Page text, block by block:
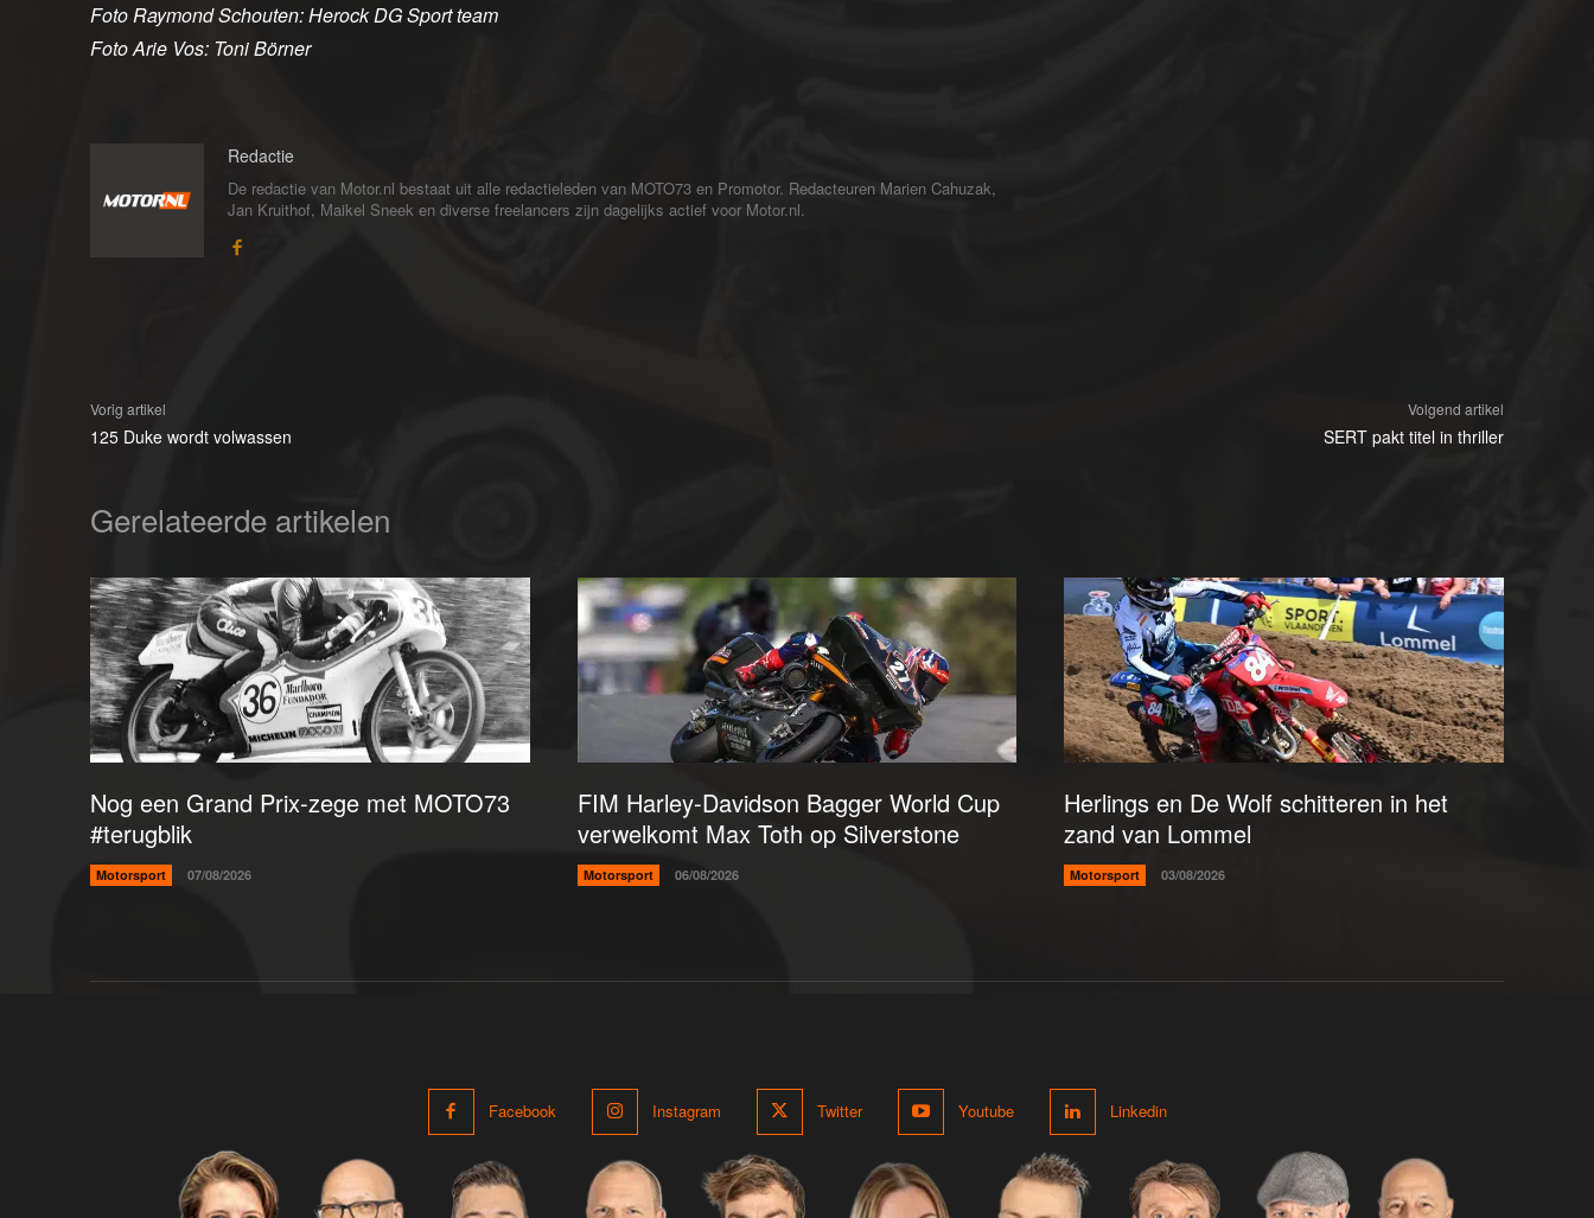
Foto Raymond Schouten: Herock DG Sport team
Foto Arie Vos: Toni Börner
Redactie
De redactie van Motor.nl bestaat uit alle redactieleden van MOTO73 en Promotor. Redacteuren Marien Cahuzak,
Jan Kruithof, Maikel Sneek en diverse freelancers zijn dagelijks actief voor Motor.nl.
Vorig artikel
125 Duke wordt volwassen
Volgend artikel
SERT pakt titel in thriller
Gerelateerde artikelen
Nog een Grand Prix-zege met MOTO73
#terugblik
Motorsport 07/08/2026
FIM Harley-Davidson Bagger World Cup
verwelkomt Max Toth op Silverstone
Motorsport 06/08/2026
Herlings en De Wolf schitteren in het
zand van Lommel
Motorsport 03/08/2026
Facebook Instagram Twitter Youtube Linkedin